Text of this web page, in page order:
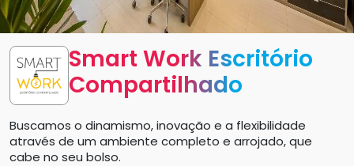
Smart Work Escritório
Compartilhado
Buscamos o dinamismo, inovação e a flexibilidade
através de um ambiente completo e arrojado, que
cabe no seu bolso.